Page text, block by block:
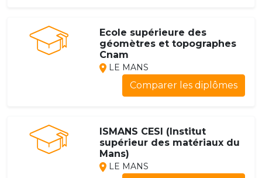
Ecole supérieure des
géomètres et topographes
Cnam
LE MANS
Comparer les diplômes
ISMANS CESI (Institut
supérieur des matériaux du
Mans)
LE MANS